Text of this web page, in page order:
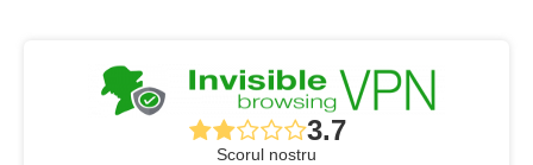
3.7
Scorul nostru